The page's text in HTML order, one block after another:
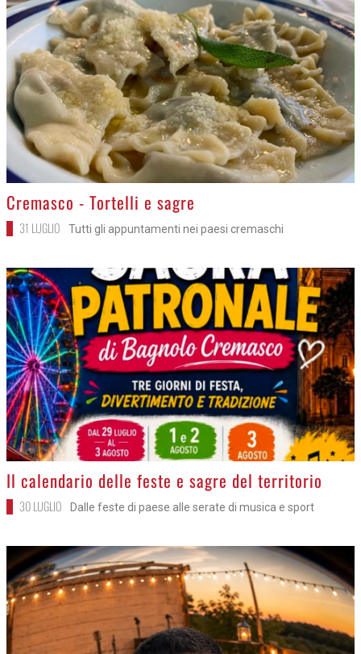
>
Cremasco - Tortelli e sagre
31 LUGLIO Tutti gli appuntamenti nei paesi cremaschi
>
Il calendario delle feste e sagre del territorio
30 LUGLIO Dalle feste di paese alle serate di musica e sport